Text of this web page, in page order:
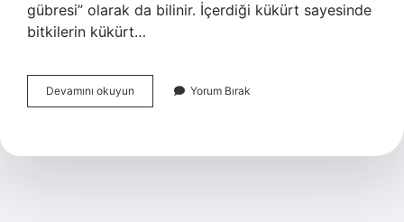
gübresi” olarak da bilinir. İçerdiği kükürt sayesinde
bitkilerin kükürt…
Devamını okuyun Sülüman
Gübre
Yarar
Yorum Bırak